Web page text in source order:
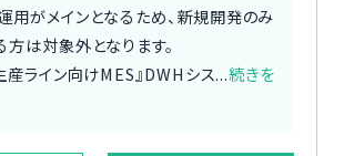
用がメインとなるため、新規開発のみ
方は対象外となります。
産ライン向けMES』DWHシス...続きを